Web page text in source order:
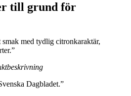
till grund för
med tydlig citronkaraktär,
Dagbladet.”